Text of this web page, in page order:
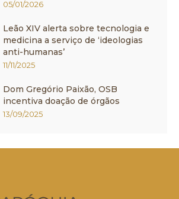
05/01/2026
Leão XIV alerta sobre tecnologia e
medicina a serviço de ‘ideologias
anti-humanas’
11/11/2025
Dom Gregório Paixão, OSB
incentiva doação de órgãos
13/09/2025